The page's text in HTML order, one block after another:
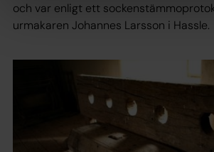
och var enligt ett
urmakaren Johannes Larsson i Hassle.